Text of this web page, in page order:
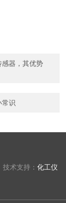
器，其优势
常识
技术支持：化工仪